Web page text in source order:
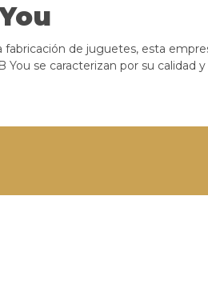
fabricación de juguetes, esta
se caracterizan por su calidad